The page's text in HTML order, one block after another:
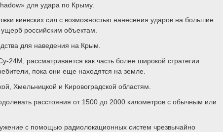
для удара по Крыму.
киевских сил с возможностью нанесения ударов на большие
ущерб российским объектам.
для наведения на Крым.
рассматривается как часть более широкой стратегии.
пока они еще находятся на земле.
Хмельницкой и Кировоградской областям.
расстояния от 1500 до 2000 километров с обычным или
с помощью радиолокационных систем чрезвычайно